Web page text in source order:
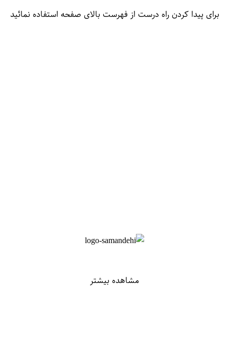
برای پیدا کردن راه درست از فهرست بالای صفحه استفاده نمائید
مشاهده بیشتر